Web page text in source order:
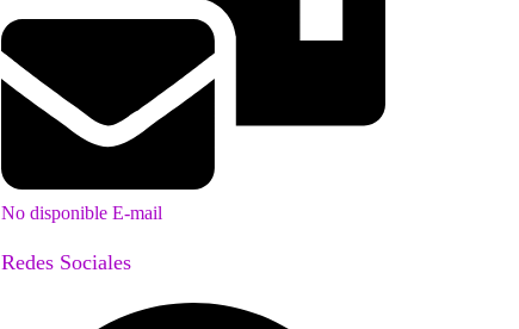
No disponible E-mail
Redes Sociales